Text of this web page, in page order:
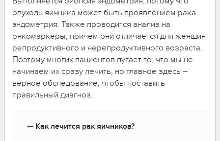
опухоль яичника может быть проявлением рака
эндометрия. Также проводится анализ на
онкомаркеры, причем они отличается для женщин
репродуктивного и нерепродуктивного возраста.
Поэтому многих пациентов пугает то, что мы не
начинаем их сразу лечить, но главное здесь –
верное обследование, чтобы поставить
правильный диагноз.
— Как лечится рак яичников?